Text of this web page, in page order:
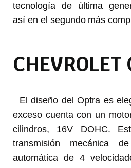
tecnología de última
así en el segundo más
CHEVROLET
El diseño del Optra es
exceso cuenta con un
cilindros, 16V DOHC.
transmisión mecánica
automática de 4